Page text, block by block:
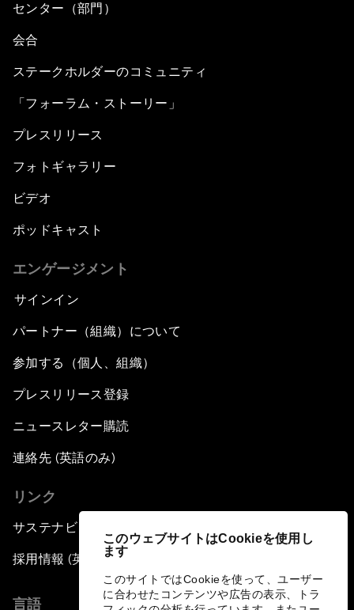
このウェブサイトはCookieを使用し
ます
このサイトではCookieを使って、ユーザー
に合わせたコンテンツや広告の表示、トラ
センター（部門）
会合
ステークホルダーのコミュニティ
「フォーラム・ストーリー」
プレスリリース
フォトギャラリー
ビデオ
ポッドキャスト
エンゲージメント
サインイン
パートナー（組織）について
参加する（個人、組織）
プレスリリース登録
ニュースレター購読
連絡先 (英語のみ)
リンク
サステナビリティへの取り組み
採用情報 (英語のみ)
言語